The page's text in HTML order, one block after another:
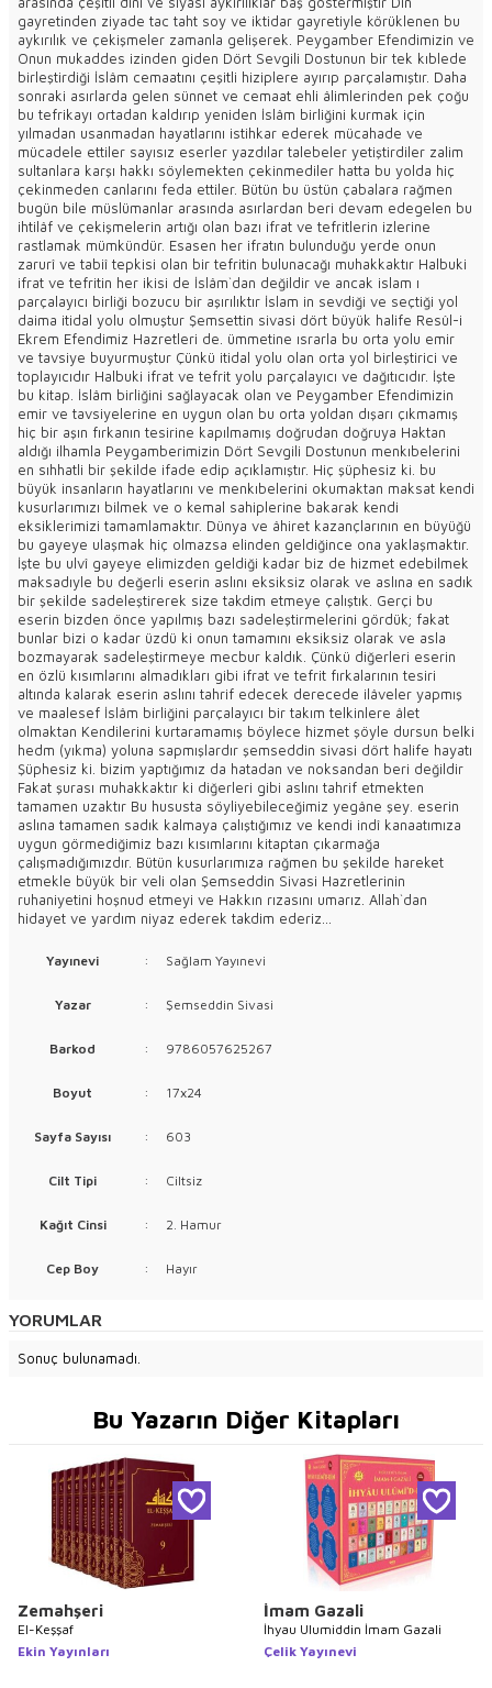
gayretinden ziyade tac taht soy ve iktidar gayretiyle körüklenen bu
aykırılık ve çekişmeler zamanla gelişerek. Peygamber Efendimizin ve
Onun mukaddes izinden giden Dört Sevgili Dostunun bir tek kıblede
birleştirdiği İslâm cemaatını çeşitli hiziplere ayırıp parçalamıştır. Daha
sonraki asırlarda gelen sünnet ve cemaat ehli âlimlerinden pek çoğu
bu tefrikayı ortadan kaldırıp yeniden İslâm birliğini kurmak için
yılmadan usanmadan hayatlarını istihkar ederek mücahade ve
mücadele ettiler sayısız eserler yazdılar talebeler yetiştirdiler zalim
sultanlara karşı hakkı söylemekten çekinmediler hatta bu yolda hiç
çekinmeden canlarını feda ettiler. Bütün bu üstün çabalara rağmen
bugün bile müslümanlar arasında asırlardan beri devam edegelen bu
ihtilâf ve çekişmelerin artığı olan bazı ifrat ve tefritlerin izlerine
rastlamak mümkündür. Esasen her ifratın bulunduğu yerde onun
zarurî ve tabiî tepkisi olan bir tefritin bulunacağı muhakkaktır Halbuki
ifrat ve tefritin her ikisi de İslâm`dan değildir ve ancak islam ı
parçalayıcı birliği bozucu bir aşırılıktır İslam in sevdiği ve seçtiği yol
daima itidal yolu olmuştur Şemsettin sivasi dört büyük halife Resûl-i
Ekrem Efendimiz Hazretleri de. ümmetine ısrarla bu orta yolu emir
ve tavsiye buyurmuştur Çünkü itidal yolu olan orta yol birleştirici ve
toplayıcıdır Halbuki ifrat ve tefrit yolu parçalayıcı ve dağıtıcıdır. İşte
bu kitap. İslâm birliğini sağlayacak olan ve Peygamber Efendimizin
emir ve tavsiyelerine en uygun olan bu orta yoldan dışarı çıkmamış
hiç bir aşın fırkanın tesirine kapılmamış doğrudan doğruya Haktan
aldığı ilhamla Peygamberimizin Dört Sevgili Dostunun menkıbelerini
en sıhhatli bir şekilde ifade edip açıklamıştır. Hiç şüphesiz ki. bu
büyük insanların hayatlarını ve menkıbelerini okumaktan maksat kendi
kusurlarımızı bilmek ve o kemal sahiplerine bakarak kendi
eksiklerimizi tamamlamaktır. Dünya ve âhiret kazançlarının en büyüğü
bu gayeye ulaşmak hiç olmazsa elinden geldiğince ona yaklaşmaktır.
İşte bu ulvî gayeye elimizden geldiği kadar biz de hizmet edebilmek
maksadıyle bu değerli eserin aslını eksiksiz olarak ve aslına en sadık
bir şekilde sadeleştirerek size takdim etmeye çalıştık. Gerçi bu
eserin bizden önce yapılmış bazı sadeleştirmelerini gördük; fakat
bunlar bizi o kadar üzdü ki onun tamamını eksiksiz olarak ve asla
bozmayarak sadeleştirmeye mecbur kaldık. Çünkü diğerleri eserin
en özlü kısımlarını almadıkları gibi ifrat ve tefrit fırkalarının tesiri
altında kalarak eserin aslını tahrif edecek derecede ilâveler yapmış
ve maalesef İslâm birliğini parçalayıcı bir takım telkinlere âlet
olmaktan Kendilerini kurtaramamış böylece hizmet şöyle dursun belki
hedm (yıkma) yoluna sapmışlardır şemseddin sivasi dört halife hayatı
Şüphesiz ki. bizim yaptığımız da hatadan ve noksandan beri değildir
Fakat şurası muhakkaktır ki diğerleri gibi aslını tahrif etmekten
tamamen uzaktır Bu hususta söyliyebileceğimiz yegâne şey. eserin
aslına tamamen sadık kalmaya çalıştığımız ve kendi indî kanaatımıza
uygun görmediğimiz bazı kısımlarını kitaptan çıkarmağa
çalışmadığımızdır. Bütün kusurlarımıza rağmen bu şekilde hareket
etmekle büyük bir veli olan Şemseddin Sivasi Hazretlerinin
ruhaniyetini hoşnud etmeyi ve Hakkın rızasını umarız. Allah`dan
hidayet ve yardım niyaz ederek takdim ederiz...
Yayınevi : Sağlam Yayınevi
Yazar : Şemseddin Sivasi
Barkod : 9786057625267
Boyut : 17x24
Sayfa Sayısı : 603
Cilt Tipi : Ciltsiz
Kağıt Cinsi : 2. Hamur
Cep Boy : Hayır
YORUMLAR
Sonuç bulunamadı.
Bu Yazarın Diğer Kitapları
Zemahşeri
El-Keşşaf
Ekin Yayınları
İmam Gazali
İhyau Ulumiddin İmam Gazali
Çelik Yayınevi